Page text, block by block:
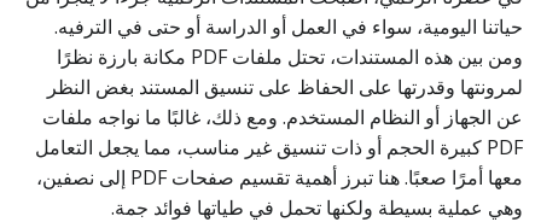
حياتنا اليومية، سواء في العمل أو الدراسة أو حتى في الترفيه.
ومن بين هذه المستندات، تحتل ملفات PDF مكانة بارزة نظرًا
لمرونتها وقدرتها على الحفاظ على تنسيق المستند بغض النظر
عن الجهاز أو النظام المستخدم. ومع ذلك، غالبًا ما نواجه ملفات
PDF كبيرة الحجم أو ذات تنسيق غير مناسب، مما يجعل التعامل
معها أمرًا صعبًا. هنا تبرز أهمية تقسيم صفحات PDF إلى نصفين،
وهي عملية بسيطة ولكنها تحمل في طياتها فوائد جمة.